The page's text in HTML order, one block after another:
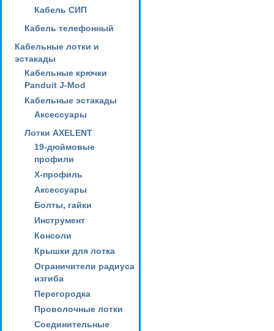
Кабель СИП
Кабель телефонный
Кабельные лотки и
эстакады
Кабельные крючки
Panduit J-Mod
Кабельные эстакады
Аксессуары
Лотки AXELENT
19-дюймовые
профили
X-профиль
Аксессуары
Болты, гайки
Инструмент
Консоли
Крышки для лотка
Ограничители радиуса
изгиба
Перегородка
Проволочные лотки
Соединительные